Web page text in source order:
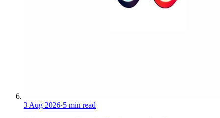
3 Aug 2026·5 min read